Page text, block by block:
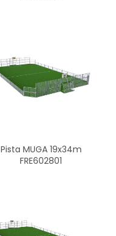
Pista MUGA 19x34m
FRE602801